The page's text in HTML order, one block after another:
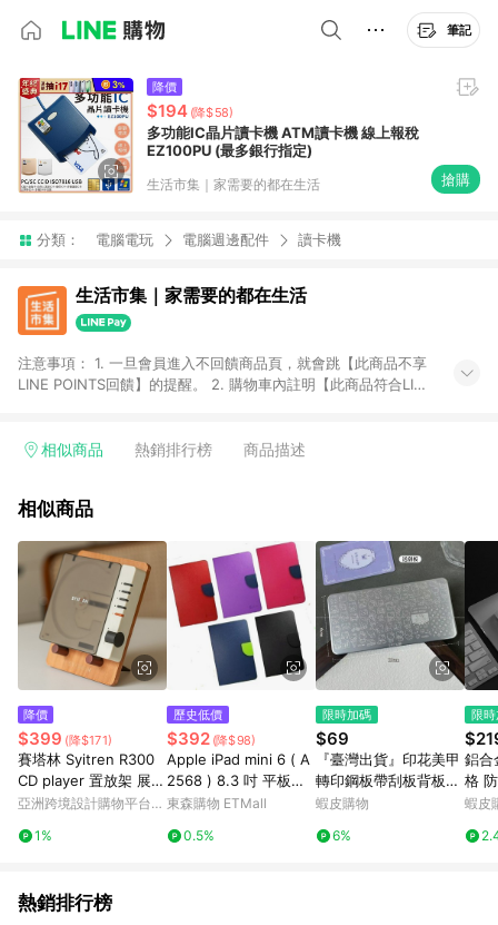
筆記
降價
$194 (降$58)
多功能IC晶片讀卡機 ATM讀卡機 線上報稅
EZ100PU (最多銀行指定)
生活市集｜家需要的都在生活 搶購
分類： 電腦電玩 電腦週邊配件 讀卡機
生活市集｜家需要的都在生活
注意事項： 1. 一旦會員進入不回饋商品頁，就會跳【此商品不享
LINE POINTS回饋】的提醒。 2. 購物車內註明【此商品符合LINE
語，即不具贈點資格 [激省好物區網址：
若上方跳出0.5%回饋警示語，即為此類商品 [品牌活動區網址：
2019/9/23起，[Apple全系列商品]與[機車]不具贈點資格。 6. 帶
有「商城」標籤商品不具贈點資格 7. 需透過LINE購物前往並在同
一瀏覽器於24小時內結帳才享有回饋。 8. 點數將於廠商出貨後，
過鑑賞期，無取消訂單或退貨行為，30天前後發送。 9. 預購商
品、海外直送商品下單後，無取消訂單或退貨行為，點數於下單
後60天前後發送。 10. ios APP請更新至3.7.3才具贈點資格。 11.
android APP請更新至3.3.1才具贈點資格。
相似商品 熱銷排行榜 商品描述
相似商品
降價
$399 (降$171)
賽塔林 Syitren R300
CD player 置放架 展示
架
亞洲跨境設計購物平台
1%
歷史低價
$392 (降$98)
Apple iPad mini 6 ( A
2568 ) 8.3 吋 平板專
用 新時尚 - 側翻皮套
東森購物 ETMall
0.5%
限時加碼
$69
『臺灣出貨』印花美甲
轉印鋼板帶刮板背板可
轉印疊印【6*12cm】
選
蝦皮購物
6%
限
鋁合
格
墊
【
蝦皮
熱銷排行榜